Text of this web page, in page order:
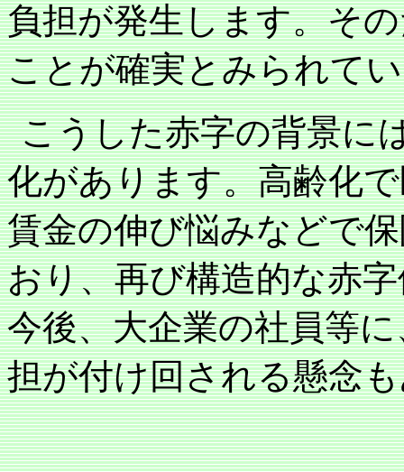
負担が発生します。そ
ことが確実とみられて
こうした赤字の背景に
化があります。高齢化
賃金の伸び悩みなどで
おり、再び構造的な赤
今後、大企業の社員等
担が付け回される懸念